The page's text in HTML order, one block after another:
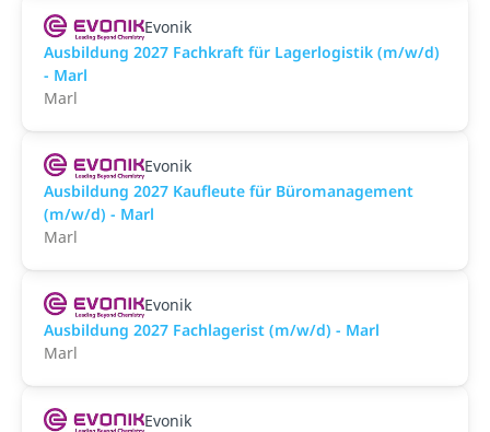
Evonik
Ausbildung 2027 Fachkraft für Lagerlogistik (m/w/d)
- Marl
Marl
Evonik
Ausbildung 2027 Kaufleute für Büromanagement
(m/w/d) - Marl
Marl
Evonik
Ausbildung 2027 Fachlagerist (m/w/d) - Marl
Marl
Evonik